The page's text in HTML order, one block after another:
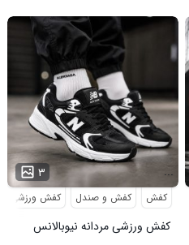
۳ ...
کفش کفش و صندل کفش ورزشی
کفش ورزشی مردانه نیوبالانس